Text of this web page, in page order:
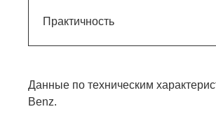
Практичность
Данные по техническим
Benz.